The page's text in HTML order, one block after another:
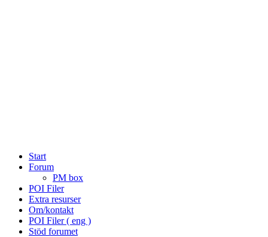
Start
Forum
PM box
POI Filer
Extra resurser
Om/kontakt
POI Filer ( eng )
Stöd forumet